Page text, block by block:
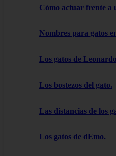
Cómo actuar frente a
Nombres para gatos
Los gatos de Leonardo
Los bostezos del gato.
Las distancias de los
Los gatos de dEmo.